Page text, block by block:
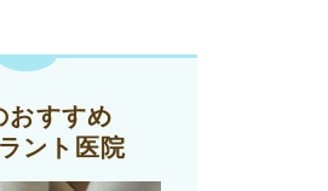
おすすめ
ント医院